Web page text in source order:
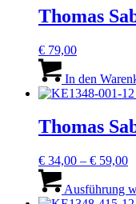
Thomas
€ 79,00
In den
Thomas
€ 34,00 – € 59,00
Ausführung